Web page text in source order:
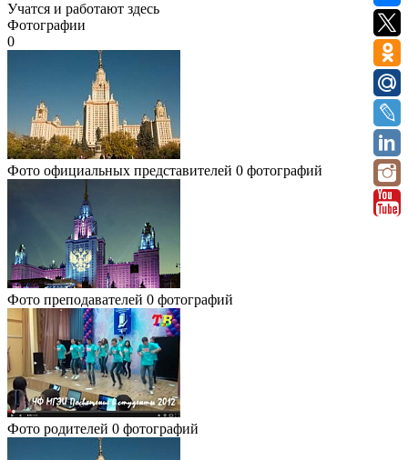
Учатся и работают здесь
Фотографии
0
Фото официальных представителей 0 фотографий
Фото преподавателей 0 фотографий
Фото родителей 0 фотографий